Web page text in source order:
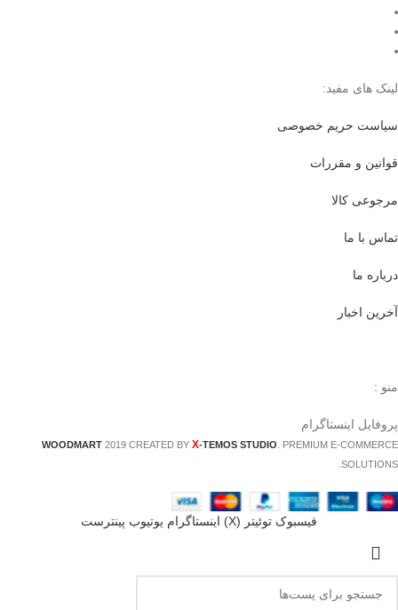
لینک های مفید:
سیاست حریم خصوصی
قوانین و مقررات
مرجوعی کالا
تماس با ما
درباره ما
آخرین اخبار
منو :
پروفایل اینستاگرام
WOODMART 2019 CREATED BY X-TEMOS STUDIO . PREMIUM E-COMMERCE
SOLUTIONS.
فيسبوک توئیتر (X) اینستاگرام یوتیوب پینترست